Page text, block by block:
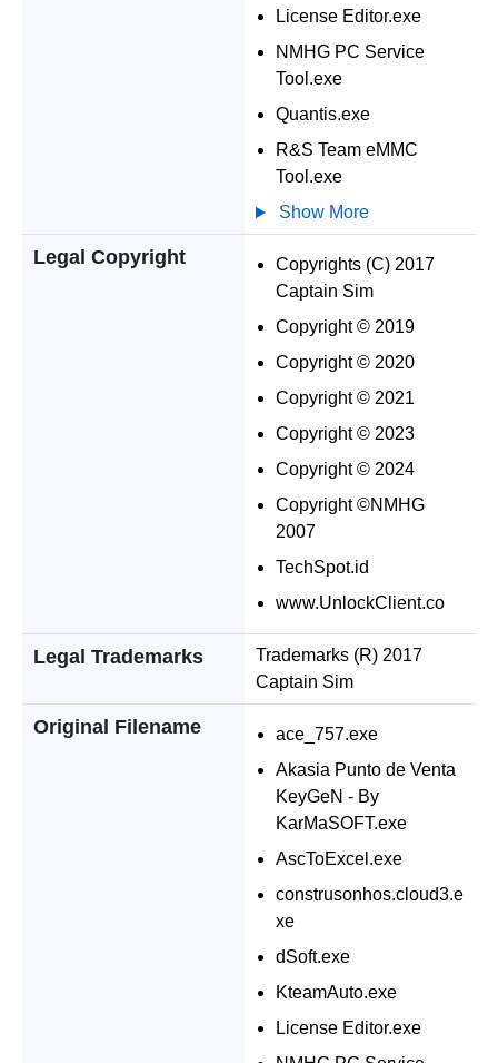
License Editor.exe
NMHG PC Service
Tool.exe
Quantis.exe
R&S Team eMMC
Tool.exe
Show More
Legal Copyright
Copyrights (C) 2017
Captain Sim
Copyright © 2019
Copyright © 2020
Copyright © 2021
Copyright © 2023
Copyright © 2024
Copyright ©NMHG
2007
TechSpot.id
www.UnlockClient.co
Legal Trademarks
Trademarks (R) 2017
Captain Sim
Original Filename
ace_757.exe
Akasia Punto de Venta
KeyGeN - By
KarMaSOFT.exe
AscToExcel.exe
construsonhos.cloud3.e
xe
dSoft.exe
KteamAuto.exe
License Editor.exe